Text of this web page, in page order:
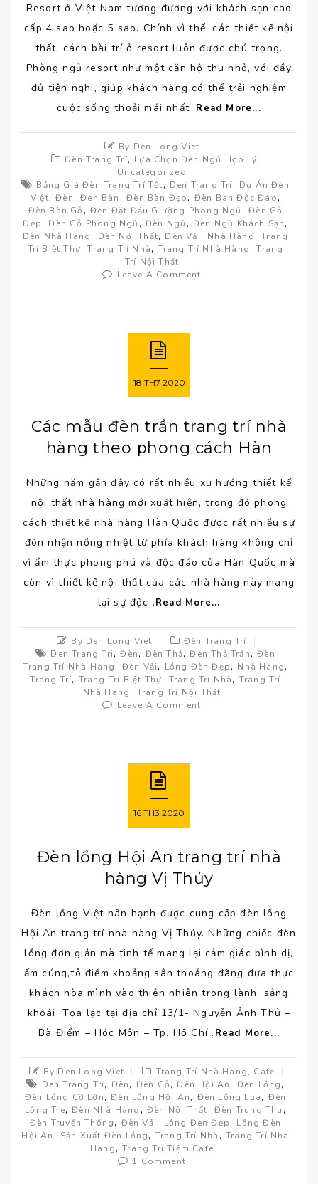
Resort ở Việt Nam tương đương với khách sạn cao
cấp 4 sao hoặc 5 sao. Chính vì thế, các thiết kế nội
thất, cách bài trí ở resort luôn được chú trọng.
Phòng ngủ resort như một căn hộ thu nhỏ, với đầy
đủ tiện nghi, giúp khách hàng có thể trải nghiệm
cuộc sống thoải mái nhất .Read More...
By Den Long Viet
Đèn Trang Trí, Lựa Chọn Đèn Ngủ Hợp Lý,
Uncategorized
Bảng Giá Đèn Trang Trí Tết, Den Trang Tri , Dự Án Đèn
Việt,Đèn,Đèn Bàn ,Đèn Bàn Đẹp, Đèn Bàn Độc Đáo,
Đèn Bàn Gỗ ,Đèn Đặt Đầu Giường Phòng Ngủ ,Đèn Gỗ
Đẹp,Đèn Gỗ Phòng Ngủ ,Đèn Ngủ , Đèn Ngủ Khách Sạn,
Đèn Nhà Hàng, Đèn Nội Thất,Đèn Vải, Nhà Hàng,Trang
Trí Biệt Thự,Trang Trí Nhà,Trang Trí Nhà Hàng,Trang
Trí Nội Thất
Leave A Comment
18 TH7 2020
Các mẫu đèn trần trang trí nhà
hàng theo phong cách Hàn
Những năm gần đây có rất nhiều xu hướng thiết kế
nội thất nhà hàng mới xuất hiện, trong đó phong
cách thiết kế nhà hàng Hàn Quốc được rất nhiều sự
đón nhận nồng nhiệt từ phía khách hàng không chỉ
vì ẩm thực phong phú và độc đáo của Hàn Quốc mà
còn vì thiết kế nội thất của các nhà hàng này mang
lại sự độc .Read More...
By Den Long Viet
Đèn Trang Trí
Den Trang Tri,Đèn, Đèn Thả,Đèn Thả Trần,Đèn
Trang Trí Nhà Hàng, Đèn Vải, Lồng Đèn Đẹp, Nhà Hàng,
Trang Trí, Trang Trí Biệt Thự, Trang Trí Nhà, Trang Trí
Nhà Hàng, Trang Trí Nội Thất
Leave A Comment
16 TH3 2020
Đèn lồng Hội An trang trí nhà
hàng Vị Thủy
Đèn lồng Việt hân hạnh được cung cấp đèn lồng
Hội An trang trí nhà hàng Vị Thủy. Những chiếc đèn
lồng đơn giản mà tinh tế mang lại cảm giác bình dị,
ấm cúng,tô điểm khoảng sân thoáng đãng đưa thực
khách hòa mình vào thiên nhiên trong lành, sảng
khoái. Tọa lạc tại địa chỉ 13/1- Nguyễn Ảnh Thủ –
Bà Điểm – Hóc Môn – Tp. Hồ Chí . Read More...
By Den Long Viet
Trang Trí Nhà Hàng, Cafe
Den Trang Tri, Đèn, Đèn Gỗ,Đèn Hội An, Đèn Lồng,
Đèn Lồng Cỡ Lớn,Đèn Lồng Hội An, Đèn Lồng Lụa, Đèn
Lồng Tre,Đèn Nhà Hàng ,Đèn Nội Thất, Đèn Trung Thu ,
Đèn Truyền Thống, Đèn Vải, Lồng Đèn Đẹp, Lồng Đèn
Hội An , Sản Xuất Đèn Lồng, Trang Trí Nhà , Trang Trí Nhà
Hàng,Trang Trí Tiệm Cafe
1 Comment